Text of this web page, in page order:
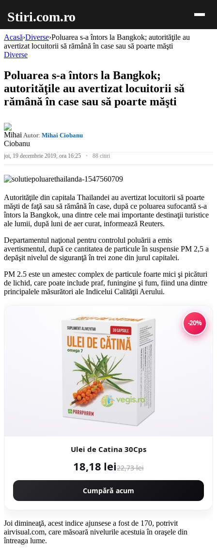
Stiri.com.ro
Acasă›Diverse›Poluarea s-a întors la Bangkok; autorităţile au
avertizat locuitorii să rămână în case sau să poarte măşti
Diverse
Poluarea s-a întors la Bangkok;
autorităţile au avertizat locuitorii să
rămână în case sau să poarte măşti
Autor: Mihai Ciobanu
joi, 19 decembrie 2019, ora 16:25 88 citiri
Autorităţile din capitala Thailandei au avertizat locuitorii să poarte
măşti de faţă sau să rămână în case, după ce poluarea sufocantă s-a
întors la Bangkok, una dintre cele mai importante destinaţii turistice
ale lumii, după luni de aer curat, informează Reuters.
Departamentul naţional pentru controlul poluării a emis
avertismentul, după ce cantitatea de particule în suspensie PM 2,5 a
depăşit nivelul de siguranţă în trei zone din jurul capitalei.
PM 2.5 este un amestec complex de particule foarte mici şi picături
de lichid, care poate include praf, funingine şi fum, fiind una dintre
principalele măsurători ale Indicelui Calităţii Aerului.
-20%
Ulei de Catina 30Cps
18,18 lei22,73 lei
Cumpără acum
Joi dimineaţă, acest indice ajunsese a fost de 170, potrivit
airvisual.com, care măsoară nivelurile acestuia în oraşele din
întreaga lume.